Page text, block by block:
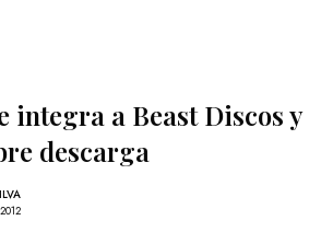
integra a Beast Discos y
descarga